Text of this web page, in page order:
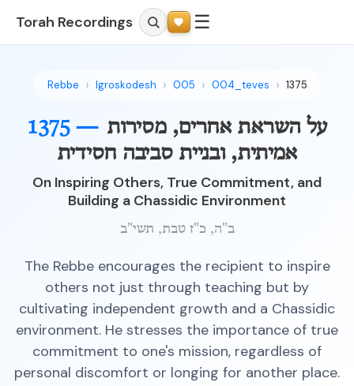
Torah Recordings ☰
Rebbe Igroskodesh 005 004_teves 1375
1375 — על השראת אחרים, מסירות
אמיתית, ובניית סביבה חסידית
On Inspiring Others, True Commitment, and
Building a Chassidic Environment
ב"ה, כ"ז טבת, תשי"ב
The Rebbe encourages the recipient to inspire
others not just through teaching but by
cultivating independent growth and a Chassidic
environment. He stresses the importance of true
commitment to one's mission, regardless of
personal discomfort or longing for another place.